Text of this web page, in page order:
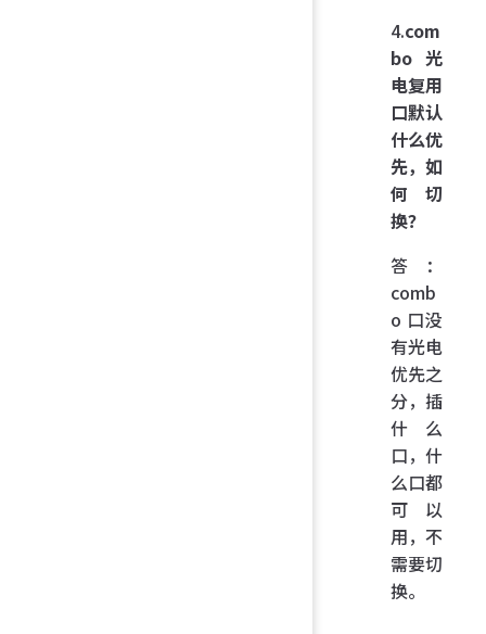
4.com
bo 光
电复用
口默认
什么优
先，如
何切
换？
答：
comb
o 口没
有光电
优先之
分，插
什么
口，什
么口都
可以
用，不
需要切
换。